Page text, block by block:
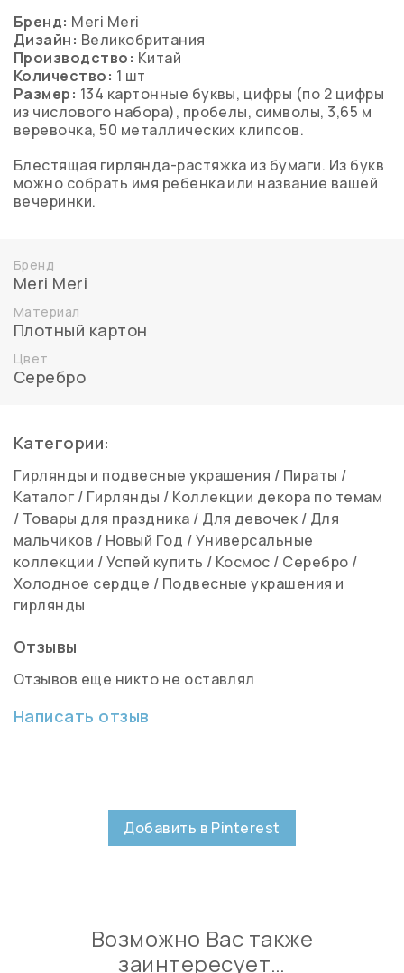
Бренд: Meri Meri
Дизайн: Великобритания
Производство: Китай
Количество: 1 шт
Размер: 134 картонные буквы, цифры (по 2 цифры
из числового набора), пробелы, символы, 3,65 м
веревочка, 50 металлических клипсов.
Блестящая гирлянда-растяжка из бумаги. Из букв
можно собрать имя ребенка или название вашей
вечеринки.
Бренд
Meri Meri
Материал
Плотный картон
Цвет
Серебро
Категории:
Гирлянды и подвесные украшения / Пираты /
Каталог / Гирлянды / Коллекции декора по темам
/ Товары для праздника / Для девочек / Для
мальчиков / Новый Год /Универсальные
коллекции /Успей купить / Космос / Серебро /
Холодное сердце / Подвесные украшения и
гирлянды
Отзывы
Отзывов еще никто не оставлял
Написать отзыв
Добавить в Pinterest
Возможно Вас также
заинтересует…